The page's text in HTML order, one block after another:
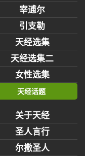
宰逋尔
引支勒
天经选集
天经选集二
女性选集
天经话题
关于天经
圣人言行
尔撒圣人